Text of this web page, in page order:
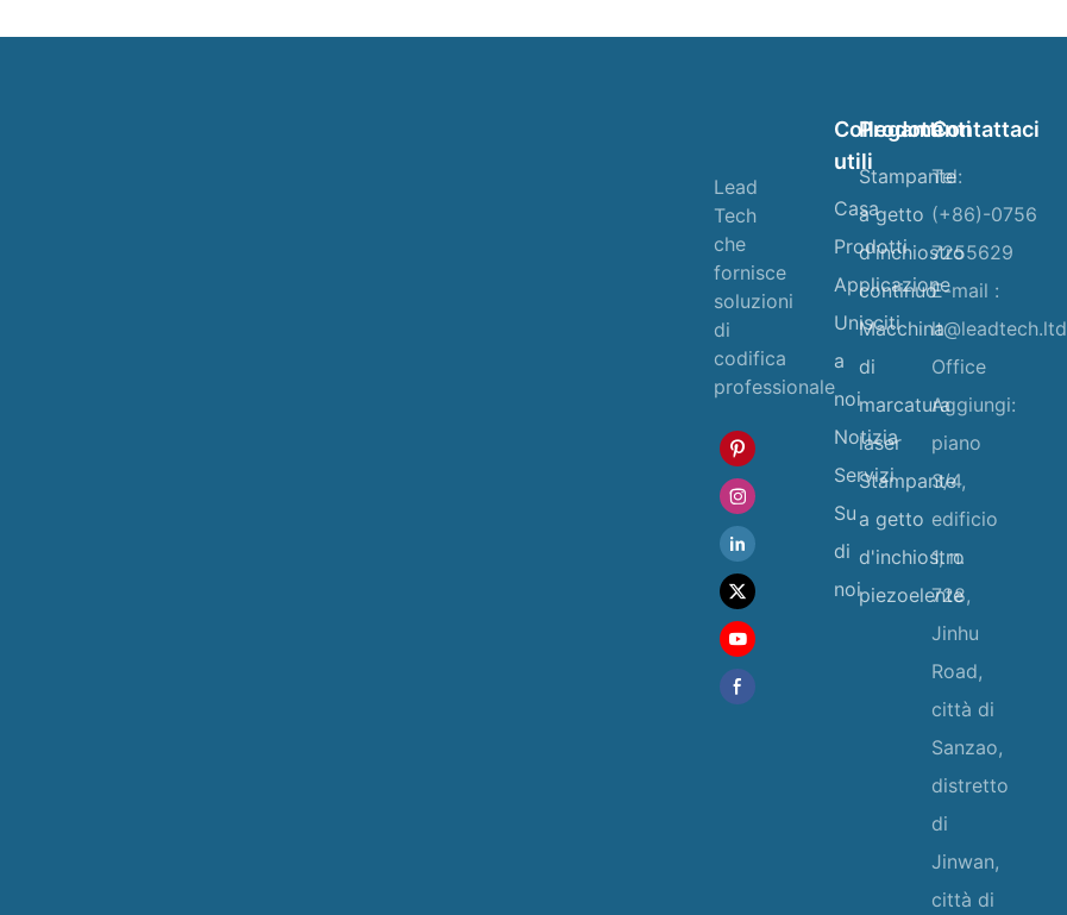
Lead
Tech
che
fornisce
soluzioni
di
codifica
professionale
Collegamenti
utili
Casa
Prodotti
Applicazione
Unisciti
a
noi
Notizia
Servizi
Su
di
noi
Prodotti
Stampante
a getto
d'inchiostro
continuo
Macchina
di
marcatura
laser
Stampante
a getto
d'inchiostro
piezoelente
Contattaci
Tel:
(+86)-0756
7255629
E-mail :
lt@leadtech.ltd
Office
Aggiungi:
piano
3/4,
edificio
1, n.
728,
Jinhu
Road,
città di
Sanzao,
distretto
di
Jinwan,
città di